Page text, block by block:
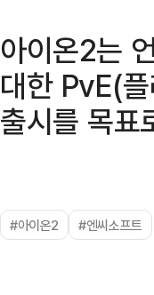
아이온2는
대한 PvE(
출시를 목표
#아이온2 #엔씨소프트